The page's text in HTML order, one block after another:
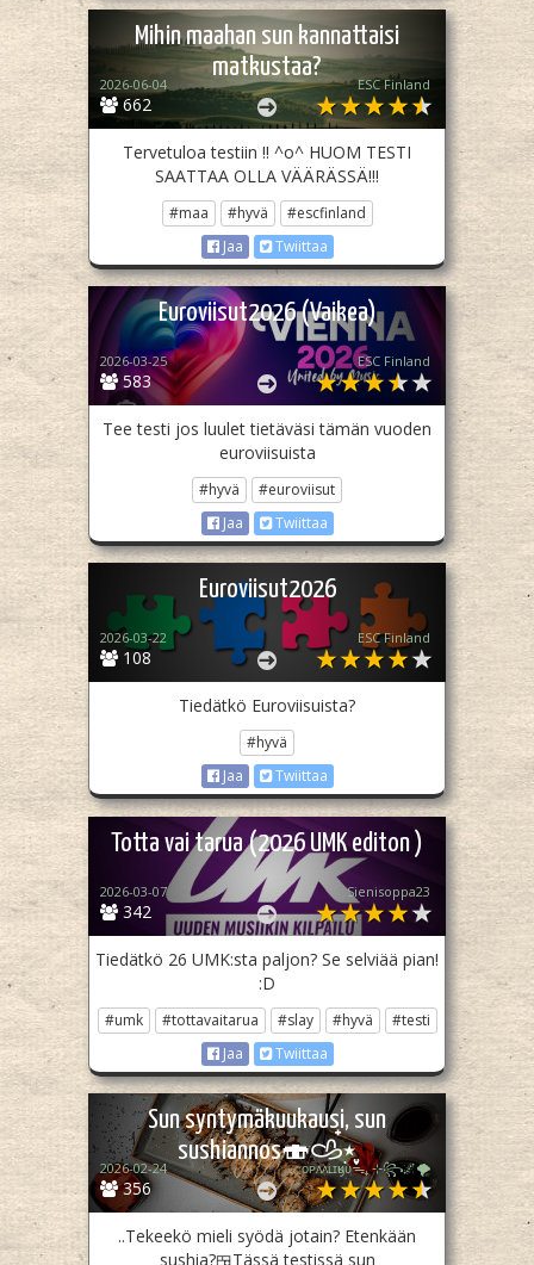
Mihin maahan sun kannattaisi
matkustaa?
662
2026-06-04 ESC Finland
Tervetuloa testiin !! ^o^ HUOM TESTI
SAATTAA OLLA VÄÄRÄSSÄ!!!
#maa #hyvä
#escfinland
Jaa
Twiittaa
Euroviisut2026 (Vaikea)
583
2026-03-25 ESC Finland
Tee testi jos luulet tietäväsi tämän vuoden
euroviisuista
#hyvä
#euroviisut
Jaa
Twiittaa
Euroviisut2026
108
2026-03-22 ESC Finland
Tiedätkö Euroviisuista?
#hyvä
Jaa
Twiittaa
Totta vai tarua (2026 UMK editon )
342
2026-03-07 Sienisoppa23
Tiedätkö 26 UMK:sta paljon? Se selviää pian!
:D
#umk #tottavaitarua #slay #hyvä
#testi
Jaa
Twiittaa
Sun syntymäkuukausi, sun
sushiannos🍣𐚁๋࣭⭑ֶָ֢
356
2026-02-24 ᴏᴘᴀᴀʟɪӄᴜᴜᯓ₊ ⊹꧂🌌🌪
..Tekeekö mieli syödä jotain? Etenkään
sushia?🍱Tässä testissä sun